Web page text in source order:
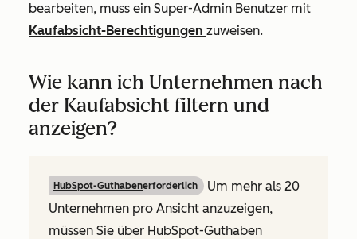
bearbeiten, muss ein Super-Admin Benutzer mit
Kaufabsicht-Berechtigungen zuweisen.
Wie kann ich Unternehmen nach
der Kaufabsicht filtern und
anzeigen?
HubSpot-Guthabenerforderlich
Um mehr als 20
Unternehmen pro Ansicht anzuzeigen,
müssen Sie über HubSpot-Guthaben